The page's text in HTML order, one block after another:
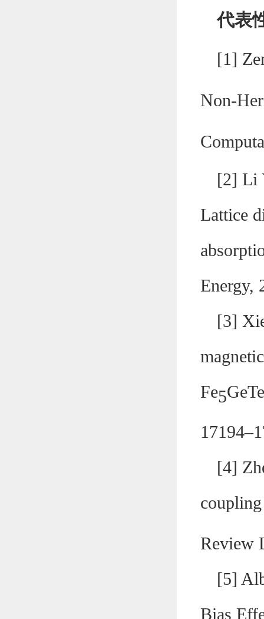
代表
[1]
Non-
[2] Li
Lattice
Energy,
[3]
Fe5GeTe
[4]
Review
[5]
Bias